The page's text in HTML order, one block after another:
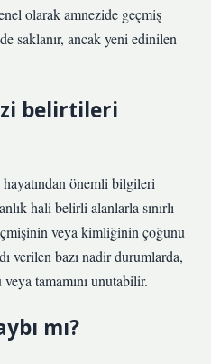
olarak amnezide geçmiş
saklanır, ancak yeni edinilen
belirtileri
önemli bilgileri
hali belirli alanlarla sınırlı
veya kimliğinin çoğunu
verilen bazı nadir durumlarda,
tamamını unutabilir.
mı?